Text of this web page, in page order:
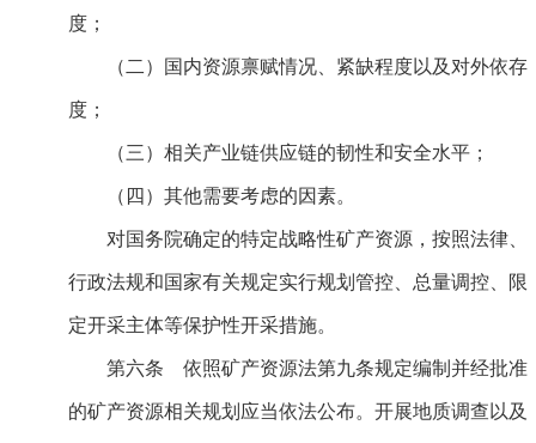
度；
（二）国内资源禀赋情况、紧缺程度以及对外依存
度；
（三）相关产业链供应链的韧性和安全水平；
（四）其他需要考虑的因素。
对国务院确定的特定战略性矿产资源，按照法律、
行政法规和国家有关规定实行规划管控、总量调控、限
定开采主体等保护性开采措施。
第六条 依照矿产资源法第九条规定编制并经批准
的矿产资源相关规划应当依法公布。开展地质调查以及